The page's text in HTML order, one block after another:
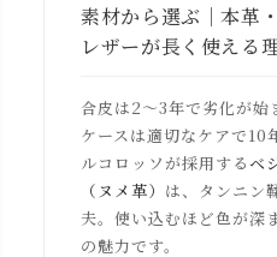
素材から選ぶ｜本革
レザーが長く使える
合皮は2〜3年で劣化が始
ケースは適切なケアで10
ルコロッソが採用するベ
（ヌメ革） は、タンニン
夫。使い込むほど色が深
の魅力です。